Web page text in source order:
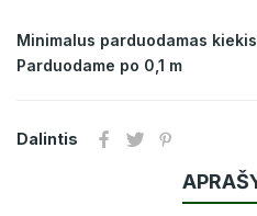
Minimalus parduodamas
Parduodame po 0,1 m
Dalintis